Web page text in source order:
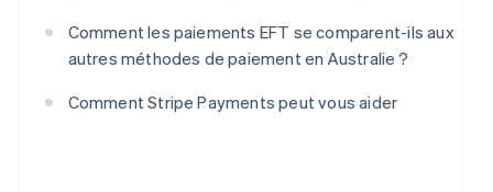
Comment les paiements EFT se comparent-ils aux
autres méthodes de paiement en Australie ?
Comment Stripe Payments peut vous aider